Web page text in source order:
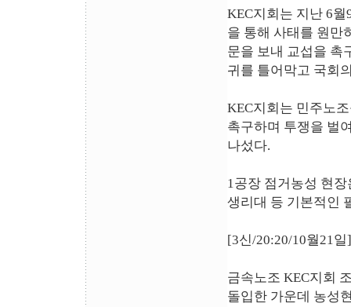
KEC지회는 지난 6
을 통해 사태를 원만
문을 보내 교섭을 촉
귀를 틀어막고 국회
KEC지회는 민주노
촉구하며 투쟁을 벌
나섰다.
1공장 점거농성 현
생리대 등 기본적인
[3신/20:20/10월21
금속노조 KEC지회
돌입한 가운데 농성